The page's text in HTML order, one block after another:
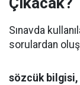
Sınavda
sorulardan
sözcük